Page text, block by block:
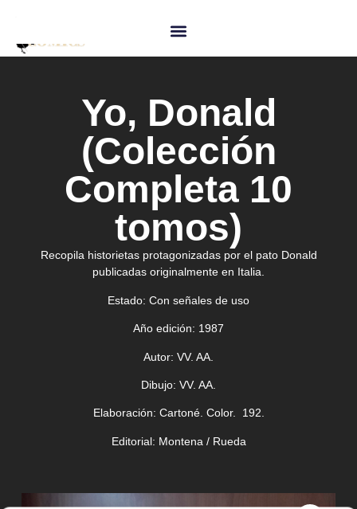
Yo, Donald
(Colección
Completa 10
tomos)
Recopila historietas protagonizadas por el pato Donald
publicadas originalmente en Italia.
Estado: Con señales de uso
Año edición: 1987
Autor: VV. AA.
Dibujo: VV. AA.
Elaboración: Cartoné. Color. 192.
Editorial: Montena / Rueda